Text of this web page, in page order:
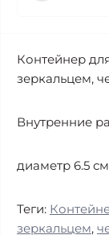
Контейнер
зеркальцем,
Внутренние
диаметр 6.5
Теги:
зеркальцем,